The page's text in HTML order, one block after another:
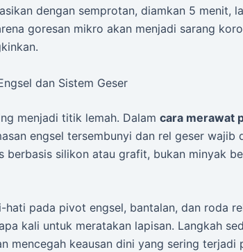
dengan semprotan, diamkan 5 menit,
goresan mikro akan menjadi sarang
dan Sistem Geser
menjadi titik lemah. Dalam cara merawat
engsel tersembunyi dan rel geser wajib
berbasis silikon atau grafit, bukan minyak
pada pivot engsel, bantalan, dan roda
kali untuk meratakan lapisan. Langkah
mencegah keausan dini yang sering terjadi